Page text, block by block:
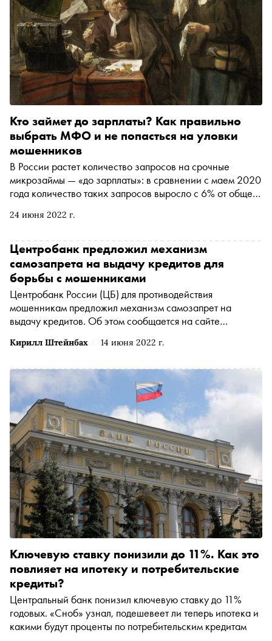
24 июня 2022 г.
Кто займет до зарплаты? Как правильно
выбрать МФО и не попасться на уловки
мошенников
В России растет количество запросов на срочные
микрозаймы — «до зарплаты»: в сравнении с маем 2020
года количество таких запросов выросло с 6% от общего
экспертного совета Банка России по защите прав
по технике финансовой безопасности при работе с
микрофинансовыми организациями
Кирилл Штейнбах 14 июня 2022 г.
Центробанк предложил механизм
самозапрета на выдачу кредитов для
борьбы с мошенниками
Центробанк России (ЦБ) для противодействия
мошенникам предложил механизм самозапрет на
выдачу кредитов. Об этом сообщается на сайте
Ключевую ставку понизили до 11%. Как это
повлияет на ипотеку и потребительские
кредиты?
Центральный банк понизил ключевую ставку до 11%
годовых. «Сноб» узнал, подешевеет ли теперь ипотека и
какими будут проценты по потребительским кредитам